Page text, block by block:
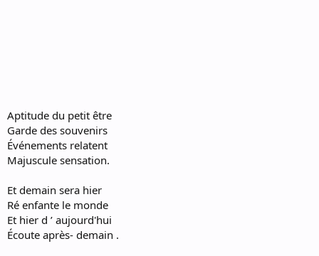
Aptitude du petit être
Garde des souvenirs
Événements relatent
Majuscule sensation.
Et demain sera hier
Ré enfante le monde
Et hier d ’ aujourd'hui
Écoute après- demain .